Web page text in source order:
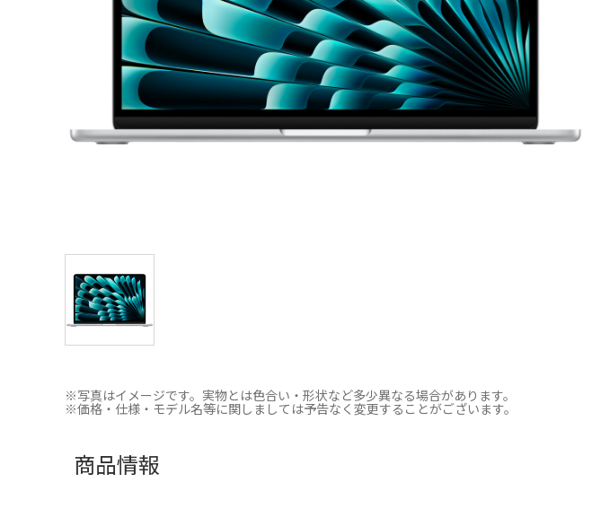
※写真はイメージです。実物とは色合い・形状など多少異なる場合があります。
※価格・仕様・モデル名等に関しましては予告なく変更することがございます。
商品情報